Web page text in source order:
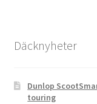
Däcknyheter
Dunlop
touring